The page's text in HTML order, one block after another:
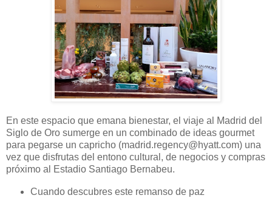
En este espacio que emana bienestar, el viaje al Madrid del
Siglo de Oro sumerge en un combinado de ideas gourmet
para pegarse un capricho (madrid.regency@hyatt.com) una
vez que disfrutas del entono cultural, de negocios y compras
próximo al Estadio Santiago Bernabeu.
Cuando descubres este remanso de paz